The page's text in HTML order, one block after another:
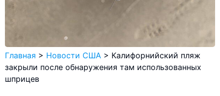
Главная > Новости США > Калифорнийский пляж
закрыли после обнаружения там использованных
шприцев